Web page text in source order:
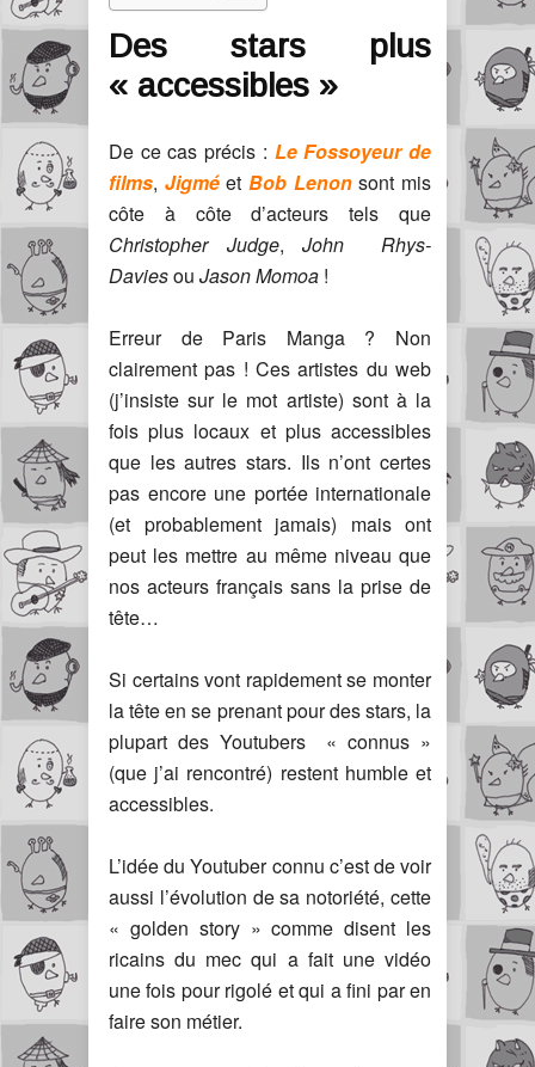
Des stars plus
« accessibles »
De ce cas précis : Le Fossoyeur de
films, JigméetBob Lenonsont mis
côte à côte d’acteurs tels que
Christopher Judge, John Rhys-
Daviesou Jason Momoa !
Erreur de Paris Manga ? Non
clairement pas ! Ces artistes du web
(j’insiste sur le mot artiste) sont à la
fois plus locaux et plus accessibles
que les autres stars. Ils n’ont certes
pas encore une portée internationale
(et probablement jamais) mais ont
peut les mettre au même niveau que
nos acteurs français sans la prise de
tête…
Si certains vont rapidement se monter
la tête en se prenant pour des stars, la
plupart des Youtubers « connus »
(que j’ai rencontré) restent humble et
accessibles.
L’idée du Youtuber connu c’est de voir
aussi l’évolution de sa notoriété, cette
« golden story » comme disent les
ricains du mec qui a fait une vidéo
une fois pour rigolé et qui a fini par en
faire son métier.